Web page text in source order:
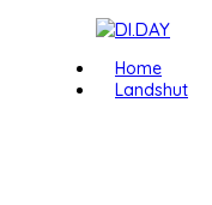
Home
Landshut